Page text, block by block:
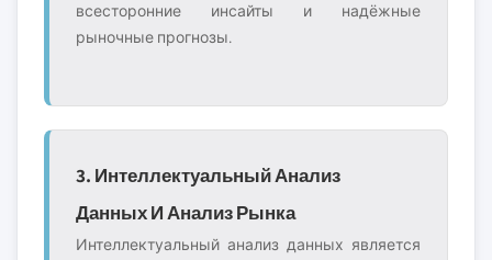
всесторонние инсайты и надёжные
рыночные прогнозы.
3. Интеллектуальный Анализ
Данных И Анализ Рынка
Интеллектуальный анализ данных является